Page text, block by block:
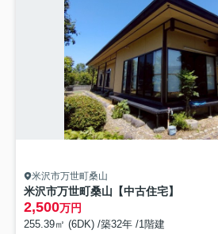
米沢市万世町桑山
米沢市万世町桑山【中古住宅】
2,500万円
255.39㎡ (6DK) /築32年 /1階建